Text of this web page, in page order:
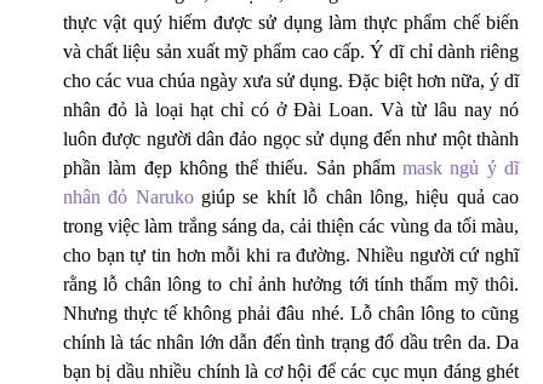
thực vật quý hiếm được sử dụng làm thực phẩm chế biến
và chất liệu sản xuất mỹ phẩm cao cấp. Ý dĩ chỉ dành riêng
cho các vua chúa ngày xưa sử dụng. Đặc biệt hơn nữa, ý dĩ
nhân đỏ là loại hạt chỉ có ở Đài Loan. Và từ lâu nay nó
luôn được người dân đảo ngọc sử dụng đến như một thành
phần làm đẹp không thể thiếu. Sản phẩmmask ngủ ý dĩ
nhân đỏ Narukogiúp se khít lỗ chân lông, hiệu quả cao
trong việc làm trắng sáng da, cải thiện các vùng da tối màu,
cho bạn tự tin hơn mỗi khi ra đường. Nhiều người cứ nghĩ
rằng lỗ chân lông to chỉ ảnh hưởng tới tính thẩm mỹ thôi.
Nhưng thực tế không phải đâu nhé. Lỗ chân lông to cũng
chính là tác nhân lớn dẫn đến tình trạng đổ dầu trên da. Da
bạn bị dầu nhiều chính là cơ hội để các cục mụn đáng ghét